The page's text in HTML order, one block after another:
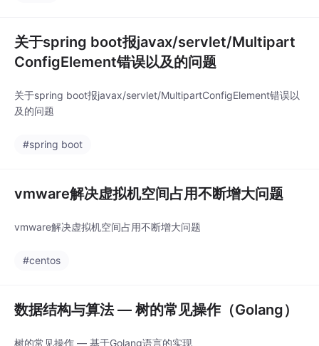
关于spring boot报javax/servlet/Multipart
ConfigElement错误以及的问题
关于spring boot报javax/servlet/MultipartConfigElement错误以
及的问题
#spring boot
vmware解决虚拟机空间占用不断增大问题
vmware解决虚拟机空间占用不断增大问题
#centos
数据结构与算法 — 树的常见操作（Golang）
树的常见操作 — 基于Golang语言的实现